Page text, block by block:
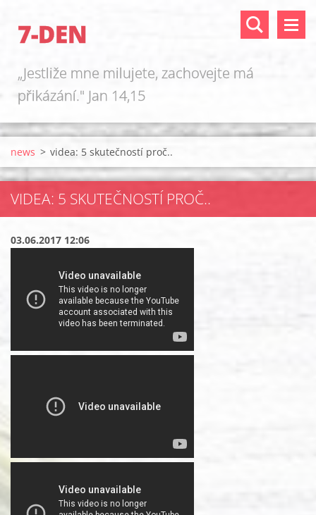
7-DEN
„Jestliže mne milujete, zachovejte má
přikázání." Jan 14,15
news > videa: 5 skutečností proč..
VIDEA: 5 SKUTEČNOSTÍ PROČ..
03.06.2017 12:06